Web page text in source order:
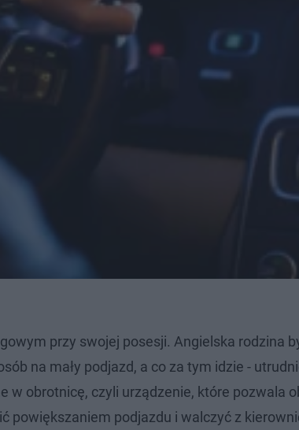
przy swojej posesji. Angielska rodzina
na mały podjazd, a co za tym idzie -
w obrotnicę, czyli urządzenie, które pozwala
powiększaniem podjazdu i walczyć z